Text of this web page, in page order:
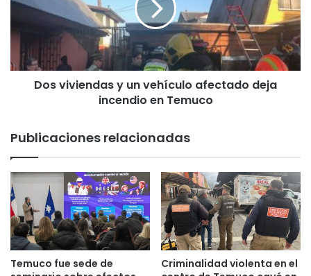
o
t
r
o
p
r
i
m
e
i
n
u
n
v
e
h
í
c
u
l
o
Dos viviendas y un vehículo afectado deja
incendio en Temuco
Publicaciones relacionadas
Temuco fue sede de
Criminalidad violenta en el